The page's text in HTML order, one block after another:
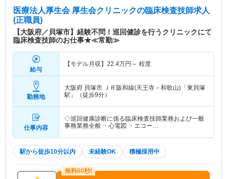
医療法人厚生会 厚生会クリニックの臨床検査技師求人
(正職員)
【大阪府／貝塚市】経験不問！巡回健診を行うクリニックにて
臨床検査技師のお仕事★≪常勤≫
給与
【モデル月収】 22.4万円～ 程度
勤務地
大阪府 貝塚市
ＪＲ阪和線(天王寺－和歌山)「東貝塚
駅」（徒歩9分）
仕事内容
◇巡回健康診断に係る臨床検査技師業務および一般
事務業務全般 ・心電図 ・エコー…
駅から徒歩10分以内 未経験OK 積極採用中